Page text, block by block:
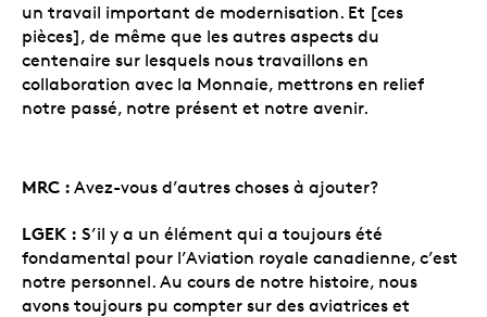
un travail important de modernisation. Et [ces
pièces], de même que les autres aspects du
centenaire sur lesquels nous travaillons en
collaboration avec la Monnaie, mettrons en relief
notre passé, notre présent et notre avenir.
MRC : Avez-vous d’autres choses à ajouter?
LGEK : S’il y a un élément qui a toujours été
fondamental pour l’Aviation royale canadienne, c’est
notre personnel. Au cours de notre histoire, nous
avons toujours pu compter sur des aviatrices et